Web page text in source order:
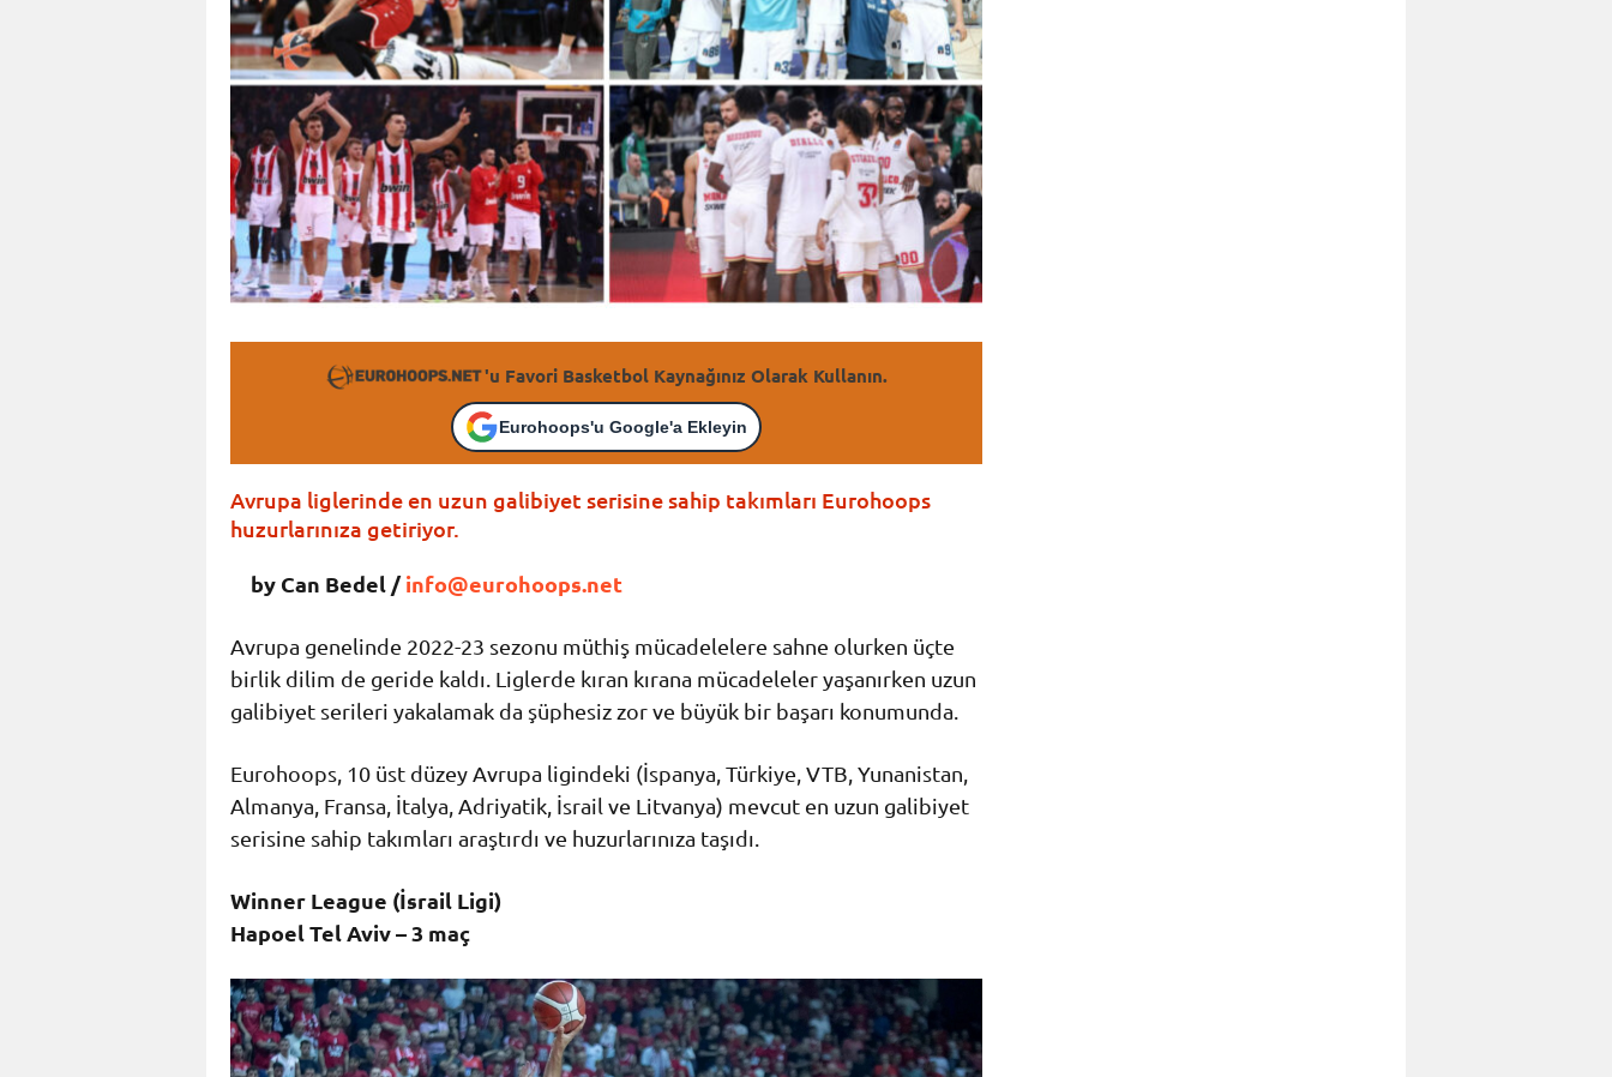
'u Favori Basketbol Kaynağınız Olarak Kullanın.
Eurohoops'u Google'a Ekleyin
Avrupa liglerinde en uzun galibiyet serisine sahip takımları Eurohoops
huzurlarınıza getiriyor.
by Can Bedel /info@eurohoops.net
Avrupa genelinde 2022-23 sezonu müthiş mücadelelere sahne olurken üçte
birlik dilim de geride kaldı. Liglerde kıran kırana mücadeleler yaşanırken uzun
galibiyet serileri yakalamak da şüphesiz zor ve büyük bir başarı konumunda.
Eurohoops, 10 üst düzey Avrupa ligindeki (İspanya, Türkiye, VTB, Yunanistan,
Almanya, Fransa, İtalya, Adriyatik, İsrail ve Litvanya) mevcut en uzun galibiyet
serisine sahip takımları araştırdı ve huzurlarınıza taşıdı.
Winner League (İsrail Ligi)
Hapoel Tel Aviv – 3 maç